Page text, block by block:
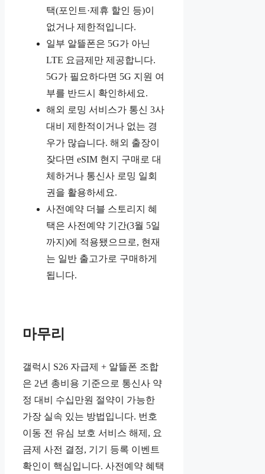
택(포인트·제휴 할인 등)이
없거나 제한적입니다.
일부 알뜰폰은 5G가 아닌
LTE 요금제만 제공합니다.
5G가 필요하다면 5G 지원 여
부를 반드시 확인하세요.
해외 로밍 서비스가 통신 3사
대비 제한적이거나 없는 경
우가 많습니다. 해외 출장이
잦다면 eSIM 현지 구매로 대
체하거나 통신사 로밍 일회
권을 활용하세요.
사전예약 더블 스토리지 혜
택은 사전예약 기간(3월 5일
까지)에 적용됐으므로, 현재
는 일반 출고가로 구매하게
됩니다.
마무리
갤럭시 S26 자급제 + 알뜰폰 조합
은 2년 총비용 기준으로 통신사 약
정 대비 수십만원 절약이 가능한
가장 실속 있는 방법입니다. 번호
이동 전 유심 보호 서비스 해제, 요
금제 사전 결정, 기기 등록 이벤트
확인이 핵심입니다. 사전예약 혜택